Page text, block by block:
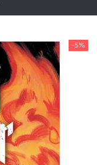
-5%